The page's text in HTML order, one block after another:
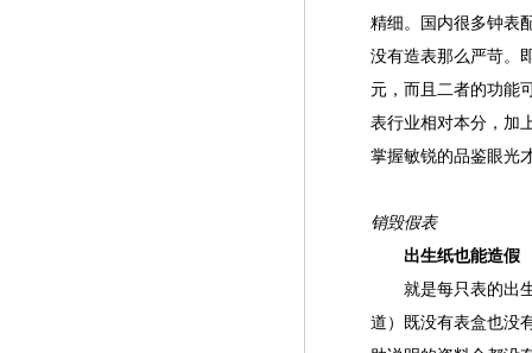
精细。国内很多钟表
没有造表那么严苛。
元，而且二者的功能
表行业相对本分，加
掌握敏锐的品鉴眼光
销毁假表
出生纸也能造假
就是每只表的出生
道）既没有表盒也没